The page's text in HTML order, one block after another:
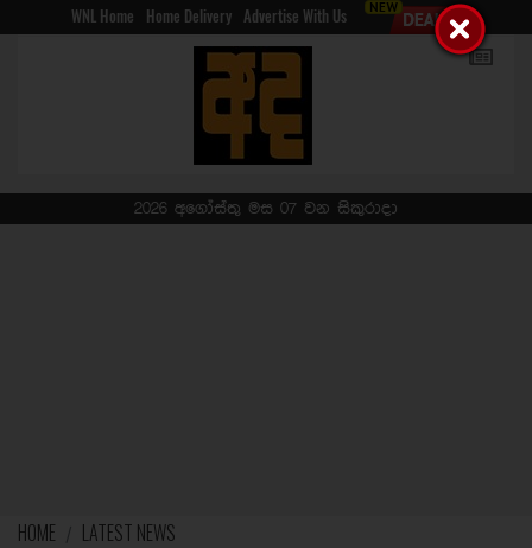
WNL Home Home Delivery Advertise With Us
2026 අගෝස්තු මස 07 වන සිකුරාදා
HOME LATEST NEWS